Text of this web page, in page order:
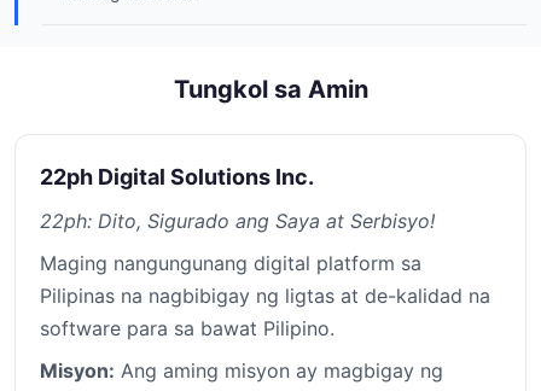
Tungkol sa Amin
22ph Digital Solutions Inc.
22ph: Dito, Sigurado ang Saya at Serbisyo!
Maging nangungunang digital platform sa
Pilipinas na nagbibigay ng ligtas at de-kalidad na
software para sa bawat Pilipino.
Misyon: Ang aming misyon ay magbigay ng